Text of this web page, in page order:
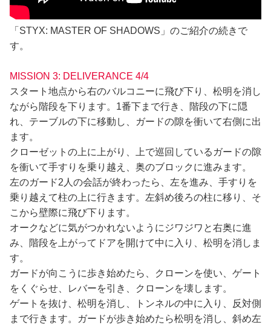
「STYX: MASTER OF SHADOWS」のご紹介の続きで
す。
MISSION 3: DELIVERANCE 4/4
スタート地点から右のバルコニーに飛び下り、松明を消し
ながら階段を下ります。1番下まで行き、階段の下に隠
れ、テーブルの下に移動し、ガードの隙を衝いて右側に出
ます。
クローゼットの上に上がり、上で巡回しているガードの隙
を衝いて手すりを乗り越え、奥のブロックに進みます。
左のガード2人の会話が終わったら、左を進み、手すりを
乗り越えて柱の上に行きます。左斜め後ろの柱に移り、そ
こから壁際に飛び下ります。
オークなどに気がつかれないようにジワジワと右奥に進
み、階段を上がってドアを開けて中に入り、松明を消しま
す。
ガードが向こうに歩き始めたら、クローンを使い、ゲート
をくぐらせ、レバーを引き、クローンを壊します。
ゲートを抜け、松明を消し、トンネルの中に入り、反対側
まで行きます。ガードが歩き始めたら松明を消し、斜め左